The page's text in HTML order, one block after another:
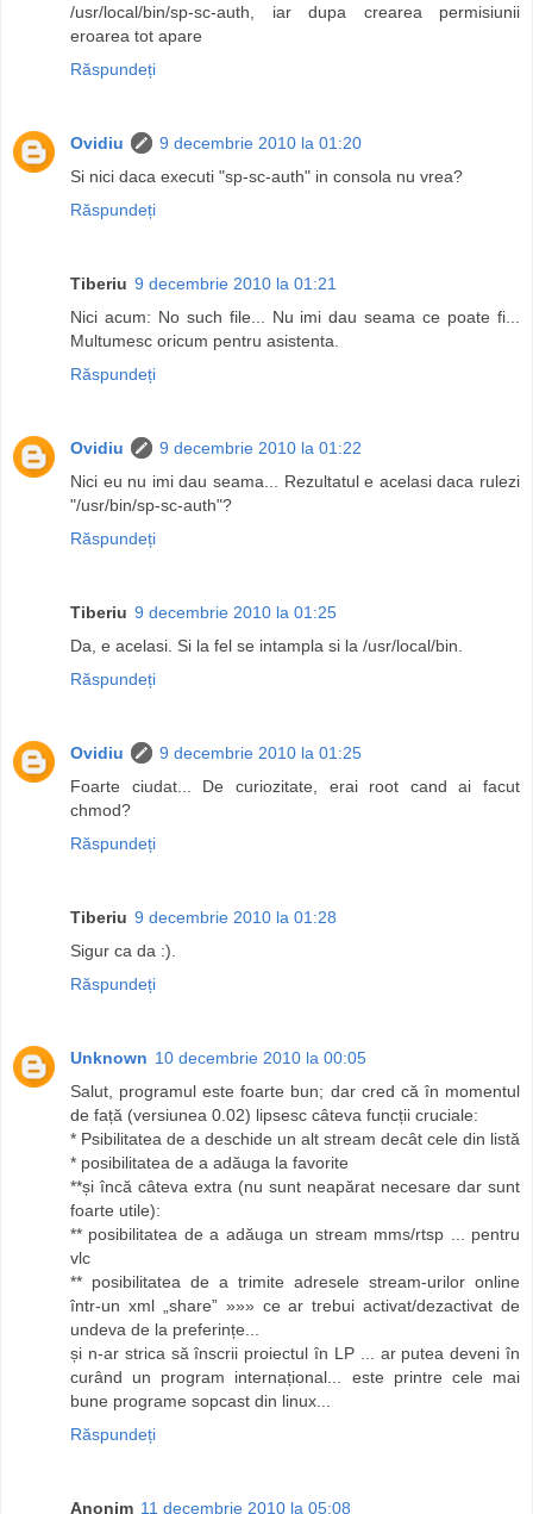
/usr/local/bin/sp-sc-auth, iar dupa crearea permisiunii
eroarea tot apare
Răspundeți
Ovidiu
9 decembrie 2010 la 01:20
Si nici daca executi "sp-sc-auth" in consola nu vrea?
Răspundeți
Tiberiu 9 decembrie 2010 la 01:21
Nici acum: No such file... Nu imi dau seama ce poate fi...
Multumesc oricum pentru asistenta.
Răspundeți
Ovidiu
9 decembrie 2010 la 01:22
Nici eu nu imi dau seama... Rezultatul e acelasi daca rulezi
"/usr/bin/sp-sc-auth"?
Răspundeți
Tiberiu 9 decembrie 2010 la 01:25
Da, e acelasi. Si la fel se intampla si la /usr/local/bin.
Răspundeți
Ovidiu
9 decembrie 2010 la 01:25
Foarte ciudat... De curiozitate, erai root cand ai facut
chmod?
Răspundeți
Tiberiu 9 decembrie 2010 la 01:28
Sigur ca da :).
Răspundeți
Unknown 10 decembrie 2010 la 00:05
Salut, programul este foarte bun; dar cred că în momentul
de față (versiunea 0.02) lipsesc câteva funcții cruciale:
* Psibilitatea de a deschide un alt stream decât cele din listă
* posibilitatea de a adăuga la favorite
**și încă câteva extra (nu sunt neapărat necesare dar sunt
foarte utile):
** posibilitatea de a adăuga un stream mms/rtsp ... pentru
vlc
** posibilitatea de a trimite adresele stream-urilor online
într-un xml „share” »»» ce ar trebui activat/dezactivat de
undeva de la preferințe...
și n-ar strica să înscrii proiectul în LP ... ar putea deveni în
curând un program internațional... este printre cele mai
bune programe sopcast din linux...
Răspundeți
Anonim 11 decembrie 2010 la 05:08